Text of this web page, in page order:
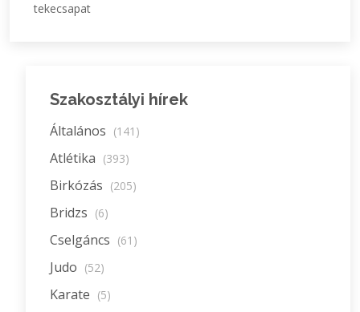
tekecsapat
Szakosztályi hírek
Általános (141)
Atlétika (393)
Birkózás (205)
Bridzs (6)
Cselgáncs (61)
Judo (52)
Karate (5)